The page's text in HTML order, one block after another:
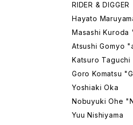
RIDER & DIGGER
Hayato
Masashi Kuroda
Atsushi Gomyo
Katsuro Taguchi
Goro Komatsu
Yoshiaki Oka
Nobuyuki Ohe
Yuu Nishiyama